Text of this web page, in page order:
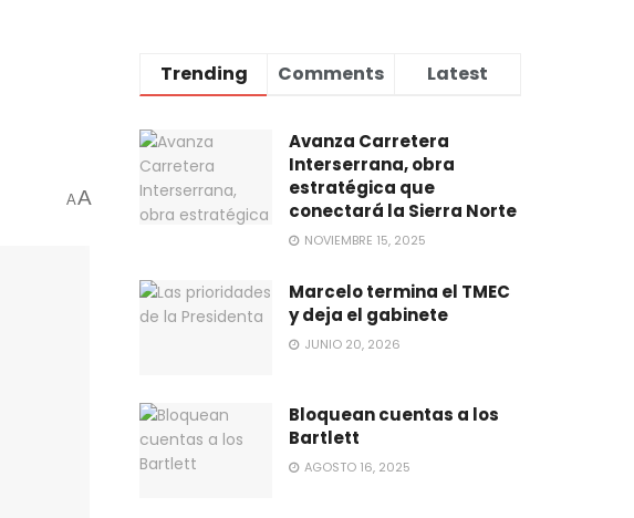
AA
Trending Comments Latest
Avanza Carretera
Interserrana, obra
estratégica que
conectará la Sierra Norte
NOVIEMBRE 15, 2025
Marcelo termina el TMEC
y deja el gabinete
JUNIO 20, 2026
Bloquean cuentas a los
Bartlett
AGOSTO 16, 2025